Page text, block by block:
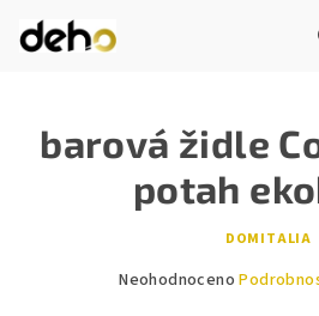
obsah
barová židle
potah
DOMITALIA
Průměrné
Neohodnoceno